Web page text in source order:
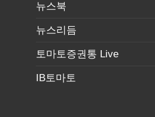
뉴스북
뉴스리듬
토마토증권통 Live
IB토마토